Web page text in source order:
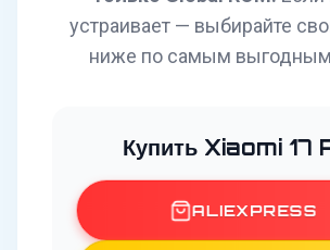
устраивает — выбирайте
ниже по самым
Купить Xiaomi 17
ALIEXPRESS